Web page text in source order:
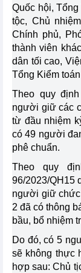
Quốc hội,
tộc, Chủ
Chính phủ,
thành viên
dân tối cao,
Tổng Kiểm
Theo quy
người giữ các
từ đầu nhiệm
có 49 người
phê chuẩn.
Theo quy
96/2023/QH15
người giữ chức
2 đã có thông
bầu, bổ nhiệm
Do đó, có 5
sẽ không thực
hợp sau: Chủ